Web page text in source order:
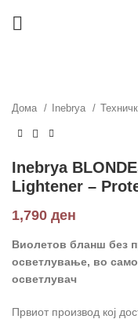
Дома Inebrya
Inebrya
Lightener –
1,790 ден
Виолетов бланш без
осветлување, во
осветлувач
Првиот производ кој